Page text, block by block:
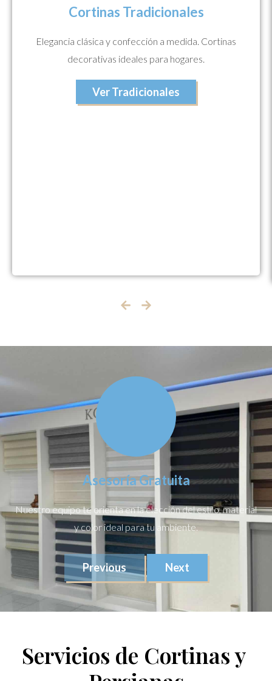
Cortinas Tradicionales
Elegancia clásica y confección a medida. Cortinas
decorativas ideales para hogares.
Ver Tradicionales
Asesoría Gratuita
Nuestro equipo te orienta en la elección del estilo, material
y color ideal para tu ambiente.
Previous Next
Servicios de Cortinas y